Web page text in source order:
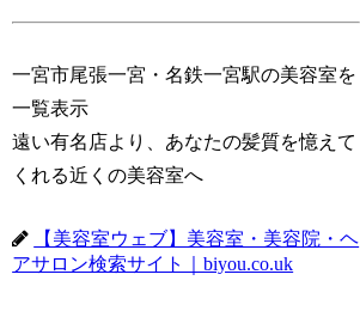
一宮市尾張一宮・名鉄一宮駅の美容室を
一覧表示
遠い有名店より、あなたの髪質を憶えて
くれる近くの美容室へ
【美容室ウェブ】美容室・美容院・ヘ
アサロン検索サイト｜biyou.co.uk